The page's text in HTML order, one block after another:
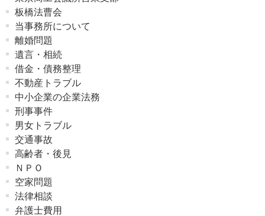
板橋法曹会
当事務所について
離婚問題
遺言・相続
借金・債務整理
不動産トラブル
中小企業の企業法務
刑事事件
男女トラブル
交通事故
高齢者・後見
ＮＰＯ
空家問題
法律相談
弁護士費用